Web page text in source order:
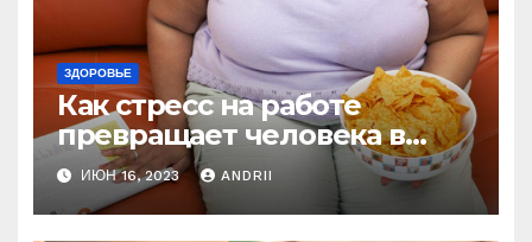
ЗДОРОВЬЕ
Как стресс на работе
превращает человека в
колобка! Так вот в чем дело!
ИЮН 16, 2023 ANDRII